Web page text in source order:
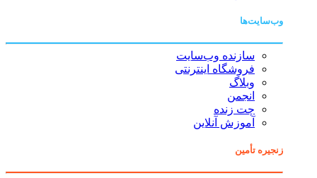
وب‌سایت‌ها
سازنده وب‌سایت
فروشگاه اینترنتی
وبلاگ
انجمن
چت زنده
آموزش آنلاین
زنجیره تأمین